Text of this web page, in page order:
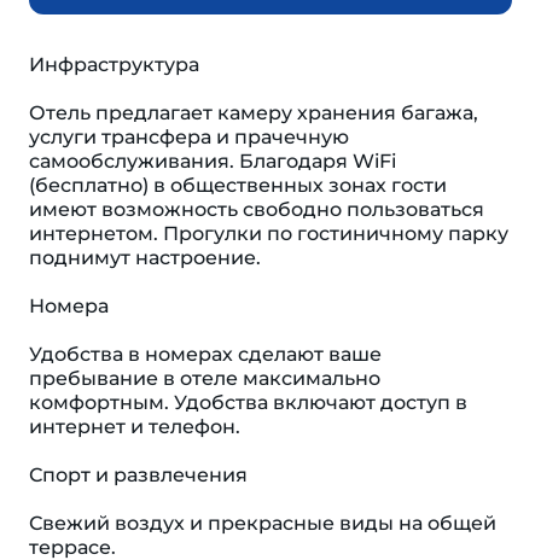
Инфраструктура
Отель предлагает камеру хранения багажа,
услуги трансфера и прачечную
самообслуживания. Благодаря WiFi
(бесплатно) в общественных зонах гости
имеют возможность свободно пользоваться
интернетом. Прогулки по гостиничному парку
поднимут настроение.
Номера
Удобства в номерах сделают ваше
пребывание в отеле максимально
комфортным. Удобства включают доступ в
интернет и телефон.
Спорт и развлечения
Свежий воздух и прекрасные виды на общей
террасе.